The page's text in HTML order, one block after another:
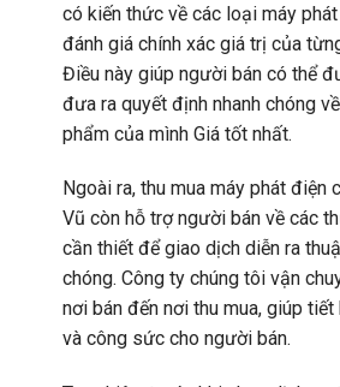
có kiến thức về các loại máy
đánh giá chính xác giá trị của
Điều này giúp người bán có thể
đưa ra quyết định nhanh chóng
phẩm của mình Giá tốt nhất.
Ngoài ra, thu mua máy phát điện
Vũ còn hỗ trợ người bán về các
cần thiết để giao dịch diễn ra
chóng. Công ty chúng tôi vận
nơi bán đến nơi thu mua, giúp
và công sức cho người bán.